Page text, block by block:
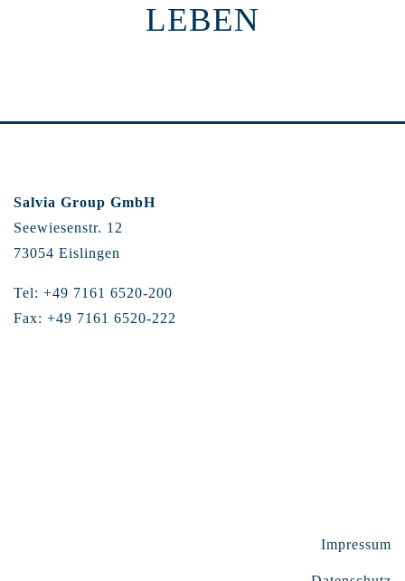
LEBEN
Salvia Group GmbH
Seewiesenstr. 12
73054 Eislingen
Tel: +49 7161 6520-200
Fax: +49 7161 6520-222
Impressum